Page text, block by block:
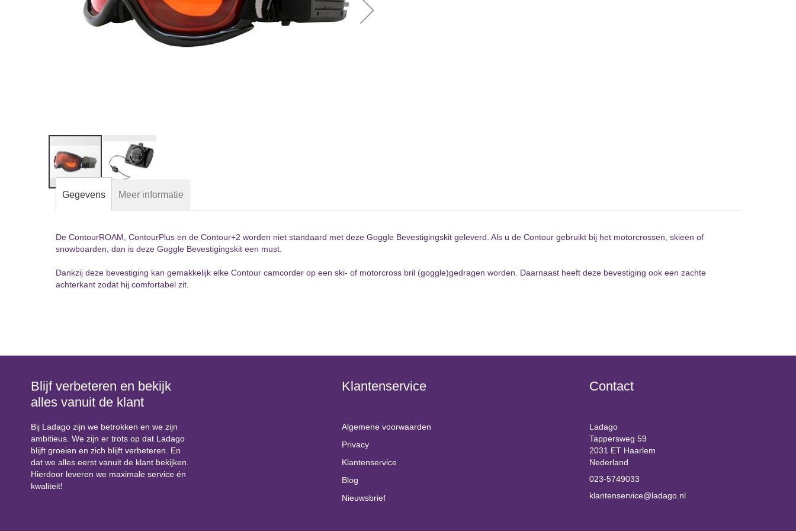
Ga
naar
begin
van
Gegevens
De ContourROAM, ContourPlus en de Contour+2 worden niet standaard met deze Goggle Bevestigingskit geleverd. Als u de Contour gebruikt bij het motorcrossen, skieën of
snowboarden, dan is deze Goggle Bevestigingskit een must.
Dankzij deze bevestiging kan gemakkelijk elke Contour camcorder op een ski- of motorcross bril (goggle)gedragen worden. Daarnaast heeft deze bevestiging ook een zachte
achterkant zodat hij comfortabel zit.
Meer informatie
Blijf verbeteren en bekijk
alles vanuit de klant
Bij Ladago zijn we betrokken en we zijn
ambitieus. We zijn er trots op dat Ladago
blijft groeien en zich blijft verbeteren. En
dat we alles eerst vanuit de klant bekijken.
Hierdoor leveren we maximale service én
kwaliteit!
Klantenservice
Algemene voorwaarden
Privacy
Klantenservice
Blog
Nieuwsbrief
Contact
Ladago
Tappersweg 59
2031 ET Haarlem
Nederland
023-5749033
klantenservice@ladago.nl